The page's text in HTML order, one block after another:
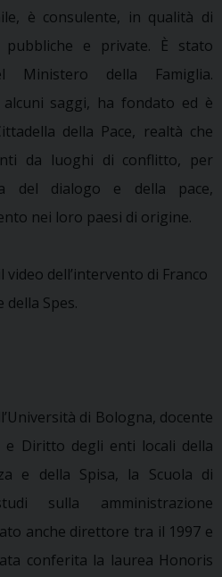
è consulente, in qualità di
e private. È stato
Ministero della Famiglia.
saggi, ha fondato ed è
della Pace, realtà che
da luoghi di conflitto, per
del dialogo e della pace,
nei loro paesi di origine.
dell’intervento di Franco
della Spes.
di Bologna, docente
Diritto degli enti locali della
e della Spisa, la Scuola di
sulla amministrazione
anche direttore tra il 1997 e
conferita la laurea Honoris